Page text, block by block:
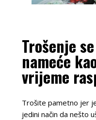
Trošenje
nameće
vrijeme
Trošite pametno jer
jedini način da nešto